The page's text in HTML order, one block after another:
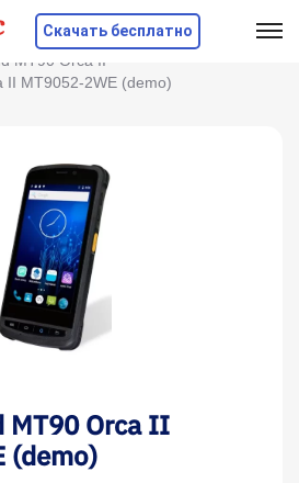
Скачать бесплатно
ТСД
MT90 Orca II
MT9052-2WE (demo)
Orca II
(demo)